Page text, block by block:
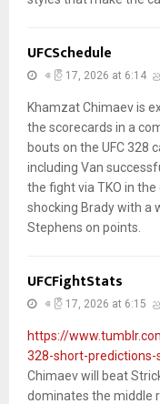
UFCSchedule
ဧပြီ 17, 2026 at 6:14 ည
Khamzat Chimaev is
the scorecards in a
bouts on the UFC 328
including Van
the fight via TKO in
shocking Brady with a
Stephens on points.
UFCFightStats
ဧပြီ 17, 2026 at 6:15 ည
https://
328-short-predictions-
Chimaev will beat
dominates the middle